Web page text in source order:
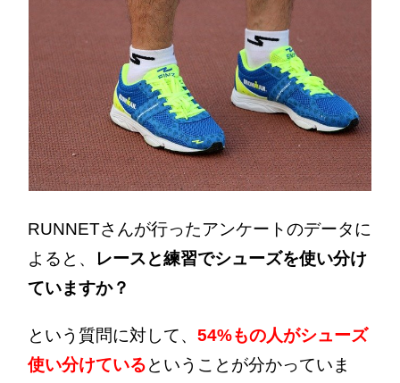
RUNNETさんが行ったアンケートのデータに
よると、
レースと練習でシューズを使い分け
ていますか？
という質問に対して、54%もの人がシューズ
使い分けているということが分かっていま